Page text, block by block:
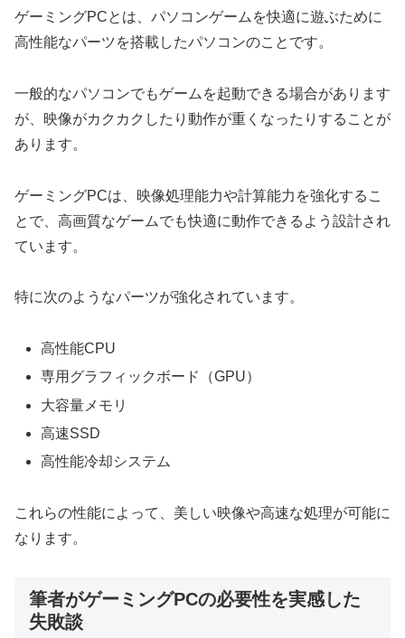
ゲーミングPCとは、パソコンゲームを快適に遊ぶために
高性能なパーツを搭載したパソコンのことです。
一般的なパソコンでもゲームを起動できる場合があります
が、映像がカクカクしたり動作が重くなったりすることが
あります。
ゲーミングPCは、映像処理能力や計算能力を強化するこ
とで、高画質なゲームでも快適に動作できるよう設計され
ています。
特に次のようなパーツが強化されています。
高性能CPU
専用グラフィックボード（GPU）
大容量メモリ
高速SSD
高性能冷却システム
これらの性能によって、美しい映像や高速な処理が可能に
なります。
筆者がゲーミングPCの必要性を実感した
失敗談